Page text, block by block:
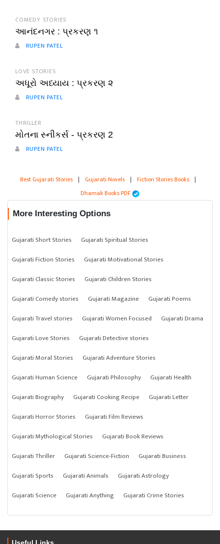
COMEDY STORIES
આનંદનગર : પ્રકરણ ૧
RUPEN PATEL
LOVE STORIES
અધૂરો અધ્યાય : પ્રકરણ ૨
RUPEN PATEL
THRILLER
મોતના સ્નીકર્સ - પ્રકરણ 2
RUPEN PATEL
Best Gujarati Stories | Gujarati Novels | Fiction Stories Books |
Dhamak Books PDF
More Interesting Options
Gujarati Short Stories
Gujarati Spiritual Stories
Gujarati Fiction Stories
Gujarati Motivational Stories
Gujarati Classic Stories
Gujarati Children Stories
Gujarati Comedy stories
Gujarati Magazine
Gujarati Poems
Gujarati Travel stories
Gujarati Women Focused
Gujarati Drama
Gujarati Love Stories
Gujarati Detective stories
Gujarati Moral Stories
Gujarati Adventure Stories
Gujarati Human Science
Gujarati Philosophy
Gujarati Health
Gujarati Biography
Gujarati Cooking Recipe
Gujarati Letter
Gujarati Horror Stories
Gujarati Film Reviews
Gujarati Mythological Stories
Gujarati Book Reviews
Gujarati Thriller
Gujarati Science-Fiction
Gujarati Business
Gujarati Sports
Gujarati Animals
Gujarati Astrology
Gujarati Science
Gujarati Anything Gujarati Crime Stories